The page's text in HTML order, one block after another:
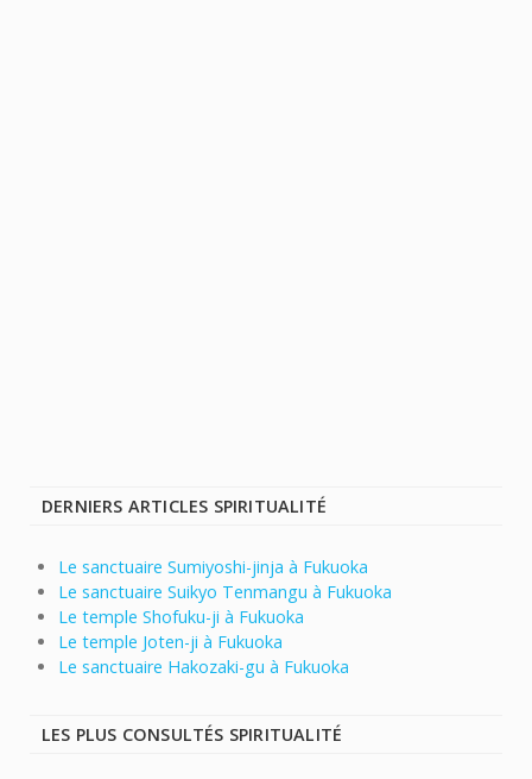
DERNIERS ARTICLES SPIRITUALITÉ
Le sanctuaire Sumiyoshi-jinja à Fukuoka
Le sanctuaire Suikyo Tenmangu à Fukuoka
Le temple Shofuku-ji à Fukuoka
Le temple Joten-ji à Fukuoka
Le sanctuaire Hakozaki-gu à Fukuoka
LES PLUS CONSULTÉS SPIRITUALITÉ